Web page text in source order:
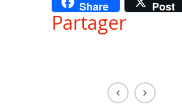
Share Post
Partager